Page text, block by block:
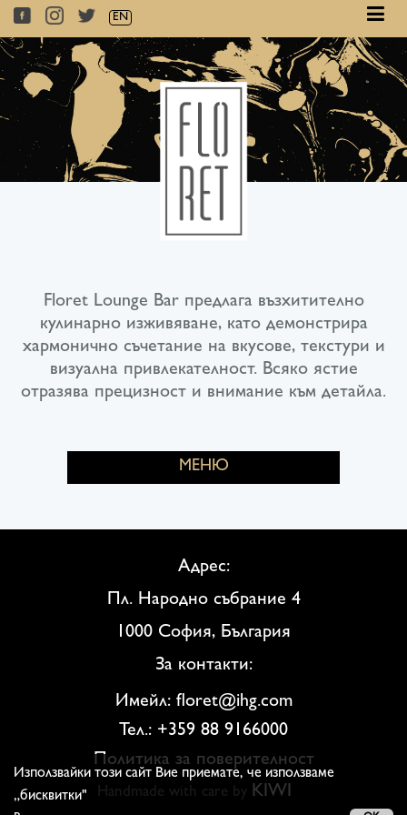
EN
Floret Lounge Bar предлага възхитително
кулинарно изживяване, като демонстрира
хармонично съчетание на вкусове, текстури и
визуална привлекателност. Всяко ястие
отразява прецизност и внимание към детайла.
МЕНЮ
Адрес:
Пл. Народно събрание 4
1000 София, България
За контакти:
Имейл: floret@ihg.com
Тел.: +359 88 9166000
Политика за поверителност
Handmade with care by KIWI
Използвайки този сайт Вие приемате, че използваме
„бисквитки"